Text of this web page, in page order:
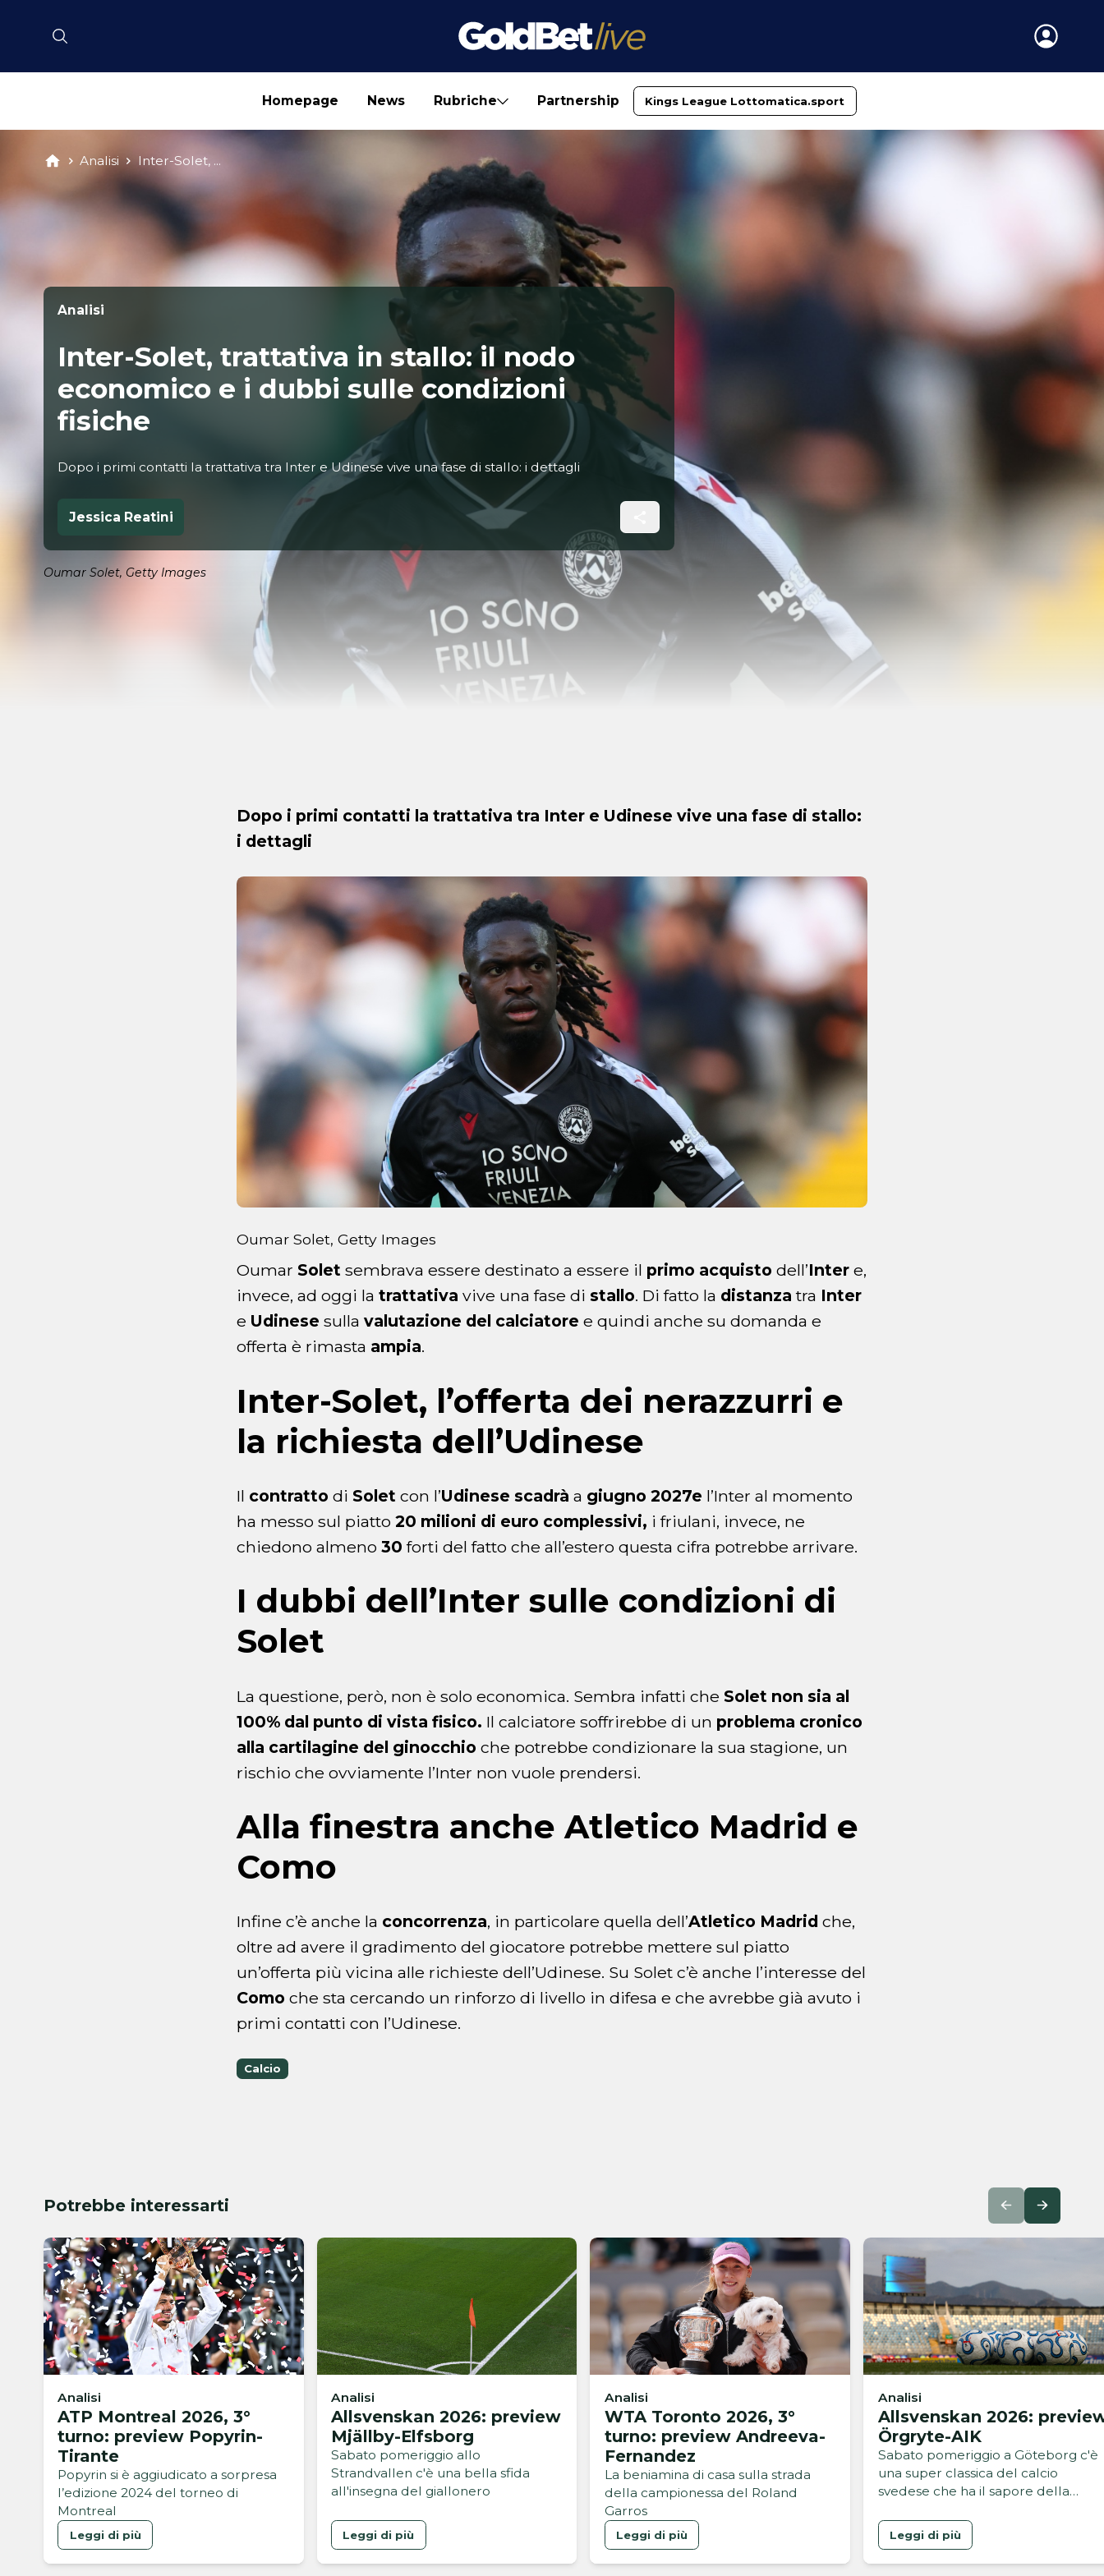
Homepage News Rubriche Partnership Kings League Lottomatica.sport
Analisi Inter-Solet, ...
Analisi
Inter-Solet, trattativa in stallo: il nodo
economico e i dubbi sulle condizioni
fisiche
Dopo i primi contatti la trattativa tra Inter e Udinese vive una fase di stallo: i dettagli
Jessica Reatini
Oumar Solet, Getty Images
Dopo i primi contatti la trattativa tra Inter e Udinese vive una fase di stallo:
i dettagli
Oumar Solet, Getty Images
Oumar Solet sembrava essere destinato a essere il primo acquisto dell’Inter e,
invece, ad oggi la trattativa vive una fase di stallo. Di fatto la distanza tra Inter
e Udinese sulla valutazione del calciatore e quindi anche su domanda e
offerta è rimasta ampia.
Inter-Solet, l’offerta dei nerazzurri e
la richiesta dell’Udinese
Il contratto di Solet con l’Udinese scadrà a giugno 2027e l’Inter al momento
ha messo sul piatto 20 milioni di euro complessivi, i friulani, invece, ne
chiedono almeno 30 forti del fatto che all’estero questa cifra potrebbe arrivare.
I dubbi dell’Inter sulle condizioni di
Solet
La questione, però, non è solo economica. Sembra infatti che Solet non sia al
100% dal punto di vista fisico. Il calciatore soffrirebbe di un problema cronico
alla cartilagine del ginocchio che potrebbe condizionare la sua stagione, un
rischio che ovviamente l’Inter non vuole prendersi.
Alla finestra anche Atletico Madrid e
Como
Infine c’è anche la concorrenza, in particolare quella dell’Atletico Madrid che,
oltre ad avere il gradimento del giocatore potrebbe mettere sul piatto
un’offerta più vicina alle richieste dell’Udinese. Su Solet c’è anche l’interesse del
Como che sta cercando un rinforzo di livello in difesa e che avrebbe già avuto i
primi contatti con l’Udinese.
Calcio
Potrebbe interessarti
Analisi
ATP Montreal 2026, 3°
turno: preview Popyrin-
Tirante
Popyrin si è aggiudicato a sorpresa
l’edizione 2024 del torneo di
Montreal
Leggi di più
Analisi
Allsvenskan 2026: preview
Mjällby-Elfsborg
Sabato pomeriggio allo
Strandvallen c'è una bella sfida
all'insegna del giallonero
Leggi di più
Analisi
WTA Toronto 2026, 3°
turno: preview Andreeva-
Fernandez
La beniamina di casa sulla strada
della campionessa del Roland
Garros
Leggi di più
Analisi
Allsvenskan 2026:
Örgryte-AIK
Sabato pomeriggio a Göteborg c'è
una super classica del calcio
svedese che ha il sapore della
Leggi di più